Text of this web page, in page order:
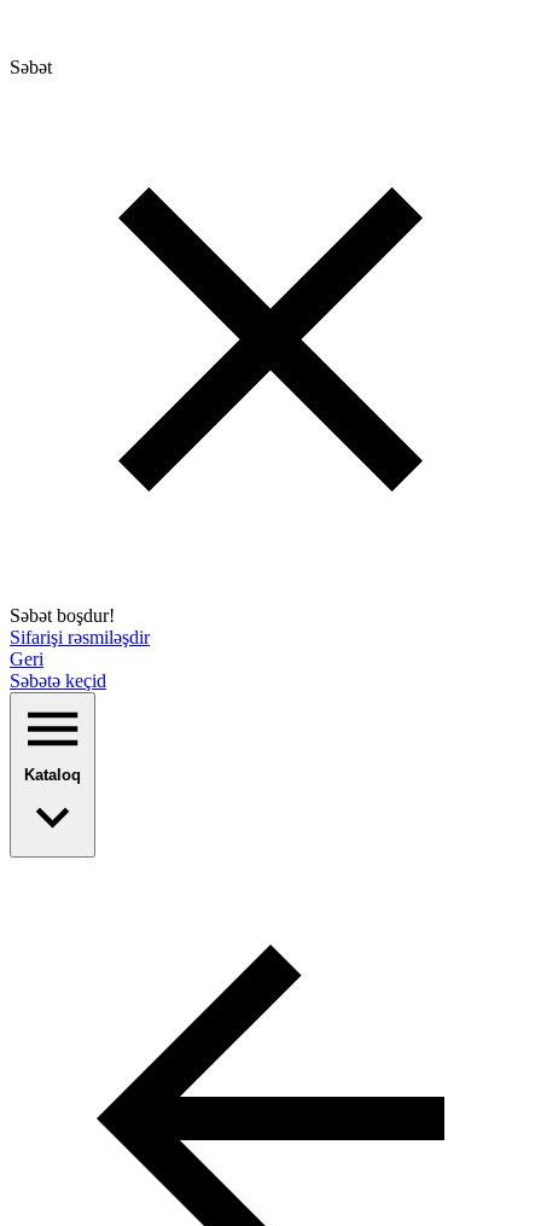
Səbət
Səbət boşdur!
Sifarişi rəsmiləşdir
Geri
Səbətə keçid
Kataloq